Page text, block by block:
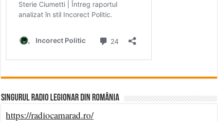
Singurul Radio Legionar din România
https://radiocamarad.ro/